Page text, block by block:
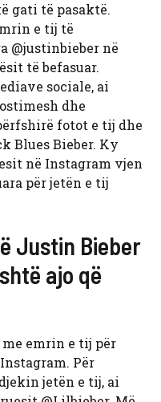
gati të pasaktë.
e tij të
@justinbieber në
të befasuar.
sociale, ai
dhe
fotot e tij dhe
Blues Bieber. Ky
në Instagram vjen
për jetën e tij
Justin Bieber
ajo që
emrin e tij për
Për
jetën e tij, ai